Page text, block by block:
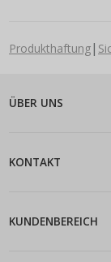
Produkthaftung|
ÜBER UNS
KONTAKT
KUNDENBEREICH